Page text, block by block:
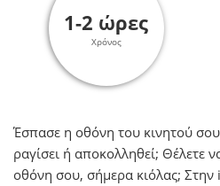
1-2 ώρες
Χρόνος
Έσπασε η οθόνη του κινητού
ραγίσει ή αποκολληθεί; Θέλετε
οθόνη σου, σήμερα κιόλας; Στην